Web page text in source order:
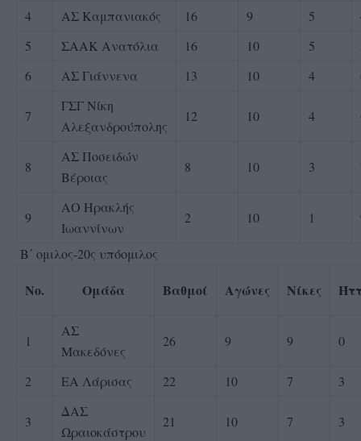
4 ΑΣ Καμπανιακός 16 9 5
5
ΣΑΑΚ Ανατόλια 16 10 5
6
ΑΣ Γιάννενα 13 10 4
7
ΓΣΓ Νίκη
Αλεξανδρούπολης
12 10 4
8
ΑΣ Ποσειδών
Βέροιας
8 10 3
9
ΑΟ Ηρακλής
Ιωαννίνων
2 10 1
Β΄ ομιλος-20ς υπόομιλος
No. Ομάδα Βαθμοί Αγώνες Νίκες
1
ΑΣ
Μακεδόνες
26 9 9 0
2 ΕΑ Λάρισας 22 10 7 3
3
ΔΑΣ
Ωραιοκάστρου
21 10 7 3